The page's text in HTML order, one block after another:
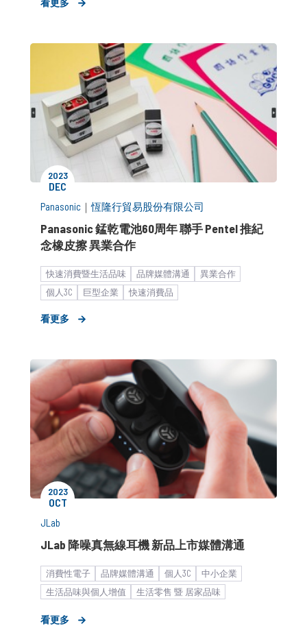
2023
DEC
Panasonic ｜恆隆行貿易股份有限公司
Panasonic 錳乾電池60周年 聯手 Pentel 推紀
念橡皮擦 異業合作
快速消費暨生活品味 品牌媒體溝通
異業合作
個人3C
巨型企業 快速消費品
看更多
2023
OCT
JLab
JLab 降噪真無線耳機 新品上市媒體溝通
消費性電子 品牌媒體溝通 個人3C
中小企業
生活品味與個人增值
生活零售 暨 居家品味
公關顧問解決方案
看更多